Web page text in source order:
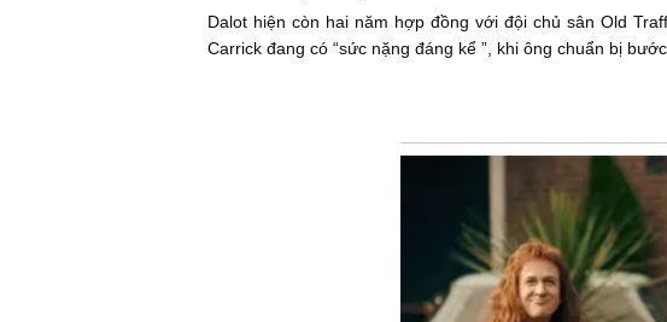
Dalot hiện còn hai năm hợp đồng với đội chủ sân Old
Carrick đang có “sức nặng đáng kể ”, khi ông chuẩn bị